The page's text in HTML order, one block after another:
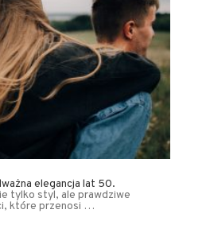
elegancja lat 50.
tylko styl, ale prawdziwe
które przenosi …